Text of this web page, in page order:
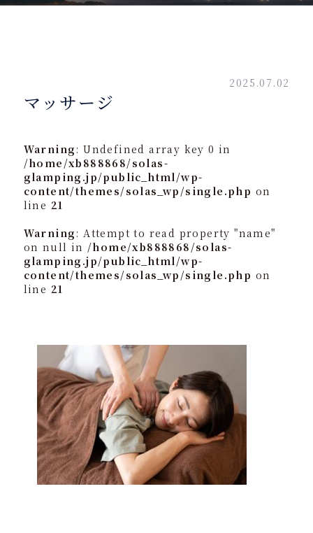
2025.07.02
マッサージ
Warning: Undefined array key 0 in
/home/xb888868/solas-
glamping.jp/public_html/wp-
content/themes/solas_wp/single.php on
line 21
Warning: Attempt to read property "name"
on null in /home/xb888868/solas-
glamping.jp/public_html/wp-
content/themes/solas_wp/single.php on
line 21